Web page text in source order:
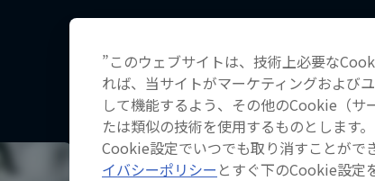
こちらも
”このウェブサイトは、技術上必要な
れば、当サイトがマーケティングおよび
して機能するよう、その他のCookie（
たは類似の技術を使用するものとします
Cookie設定でいつでも取り消すことがで
イバシーポリシー とすぐ下のCookie設定